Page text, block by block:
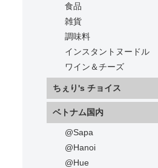
食品
雑貨
調味料
インスタントヌードル
ワイン＆チーズ
ちぇり's チョイス
ベトナム国内
@Sapa
@Hanoi
@Hue